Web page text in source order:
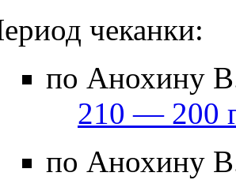
чеканки:
по Анохину
210 — 200
по Анохину